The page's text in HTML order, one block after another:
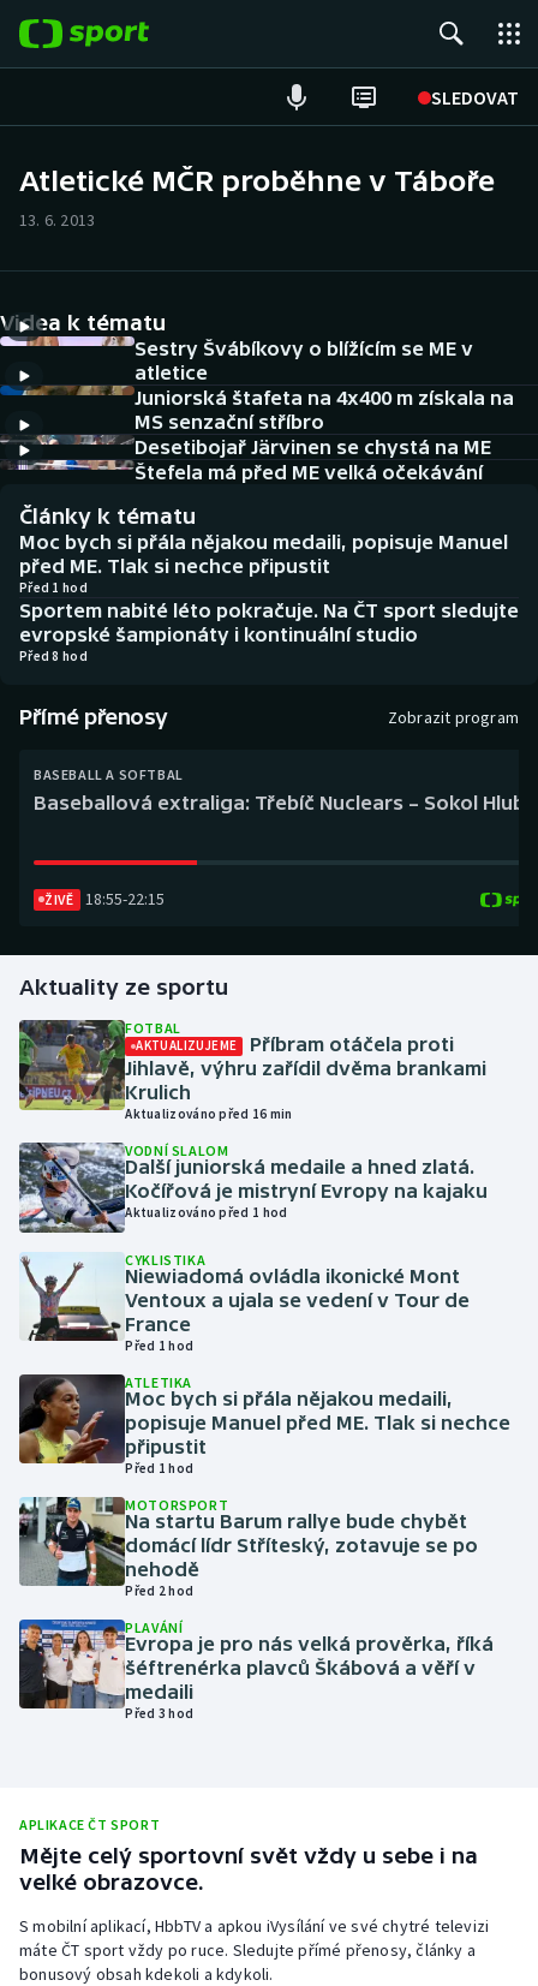
SLEDOVAT
Hokej
Tenis
Atletika
Cyklistika
DALŠÍ SPORTY
Baseball a softbal
Basketbal
Boby a skeleton
Box
Dostihy
Florbal
Futsal
Golf
Házená
Jezdectví
Judo
Lezení
Lyže a snowboard
Moderní pětiboj
Motorsport
Olympijské hry
Parasport
Plážový volejbal
Ragby
Rychlobruslení
NEPŘEHLÉDNĚTE
Soutěže
Historické návraty
AZ kvíz
Atletické MČR proběhne v Táboře
13. 6. 2013
Videa k tématu
Sestry Švábíkovy o blížícím se ME v
atletice
Juniorská štafeta na 4x400 m získala na
MS senzační stříbro
Desetibojař Järvinen se chystá na ME
Štefela má před ME velká očekávání
Články k tématu
Moc bych si přála nějakou medaili, popisuje Manuel
před ME. Tlak si nechce připustit
Před 1 hod
Sportem nabité léto pokračuje. Na ČT sport sledujte
evropské šampionáty i kontinuální studio
Před 8 hod
Přímé přenosy Zobrazit program
BASEBALL A SOFTBAL
Baseballová extraliga: Třebíč Nuclears – Sokol
ŽIVĚ 18:55-22:15
Aktuality ze sportu
FOTBAL
AKTUALIZUJEME
Příbram otáčela proti
Jihlavě, výhru zařídil dvěma brankami
Krulich
Aktualizováno před 16 min
VODNÍ SLALOM
Další juniorská medaile a hned zlatá.
Kočířová je mistryní Evropy na kajaku
Aktualizováno před 1 hod
CYKLISTIKA
Niewiadomá ovládla ikonické Mont
Ventoux a ujala se vedení v Tour de
France
Před 1 hod
ATLETIKA
Moc bych si přála nějakou medaili,
popisuje Manuel před ME. Tlak si nechce
připustit
Před 1 hod
MOTORSPORT
Na startu Barum rallye bude chybět
domácí lídr Stříteský, zotavuje se po
nehodě
Před 2 hod
PLAVÁNÍ
Evropa je pro nás velká prověrka, říká
šéftrenérka plavců Škábová a věří v
medaili
Před 3 hod
APLIKACE ČT SPORT
Mějte celý sportovní svět vždy u sebe i na
velké obrazovce.
S mobilní aplikací, HbbTV a apkou iVysílání ve své chytré televizi
máte ČT sport vždy po ruce. Sledujte přímé přenosy, články a
bonusový obsah kdekoli a kdykoli.